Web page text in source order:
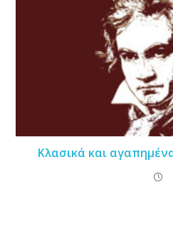
Κλασικά και